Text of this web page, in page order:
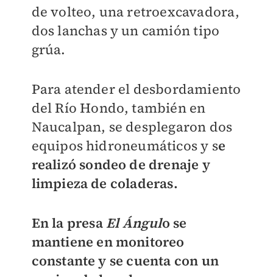
de volteo, una retroexcavadora,
dos lanchas y un camión tipo
grúa.
Para atender el desbordamiento
del Río Hondo, también en
Naucalpan, se desplegaron dos
equipos hidroneumáticos y se
realizó sondeo de drenaje y
limpieza de coladeras.
En la presa El Ángulo se
mantiene en monitoreo
constante y se cuenta con un